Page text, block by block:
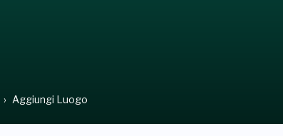
Aggiungi Luogo